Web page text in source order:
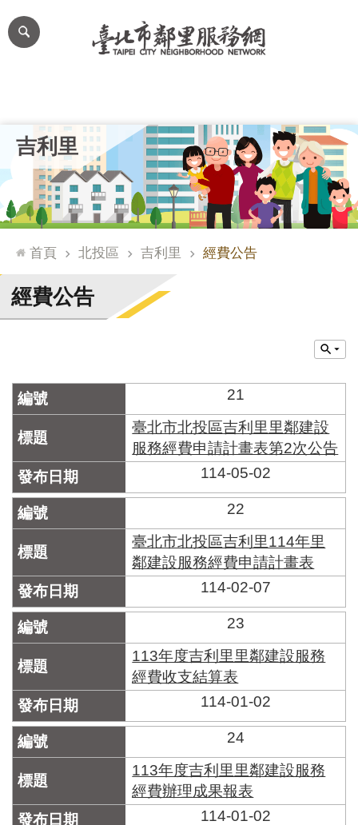
跳到主要內容區塊
網
站
台
通
臺
北
市
門
牌
合
索
系
統
化
文
化
資
產
臺
市
區
里
界
北
吉利里
首頁 北投區 吉利里 經費公告
經費公告
21
臺北市北投區吉利里里鄰建設
服務經費申請計畫表第2次公告
114-05-02
22
臺北市北投區吉利里114年里
鄰建設服務經費申請計畫表
114-02-07
23
113年度吉利里里鄰建設服務
經費收支結算表
114-01-02
24
113年度吉利里里鄰建設服務
經費辦理成果報表
114-01-02